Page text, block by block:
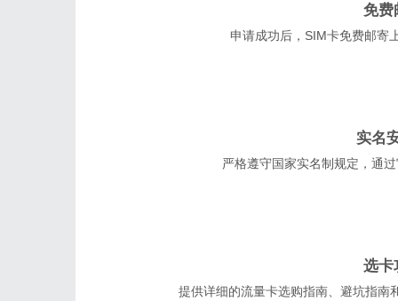
免费
申请成功后，SIM卡免费邮寄
实名
严格遵守国家实名制规定，通
选卡
提供详细的流量卡选购指南、避坑指南